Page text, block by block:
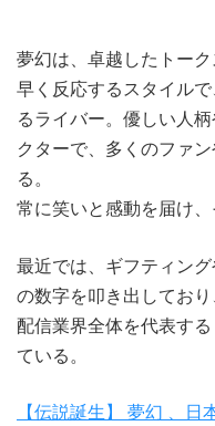
夢幻は、卓越したトー
早く反応するスタイル
るライバー。優しい人
クターで、多くのファ
る。
常に笑いと感動を届け
最近では、ギフティン
の数字を叩き出してお
配信業界全体を代表す
ている。
【伝説誕生】 夢幻 、